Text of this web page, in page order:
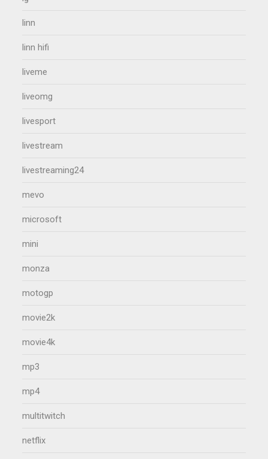
linn
linn hifi
liveme
liveomg
livesport
livestream
livestreaming24
mevo
microsoft
mini
monza
motogp
movie2k
movie4k
mp3
mp4
multitwitch
netflix